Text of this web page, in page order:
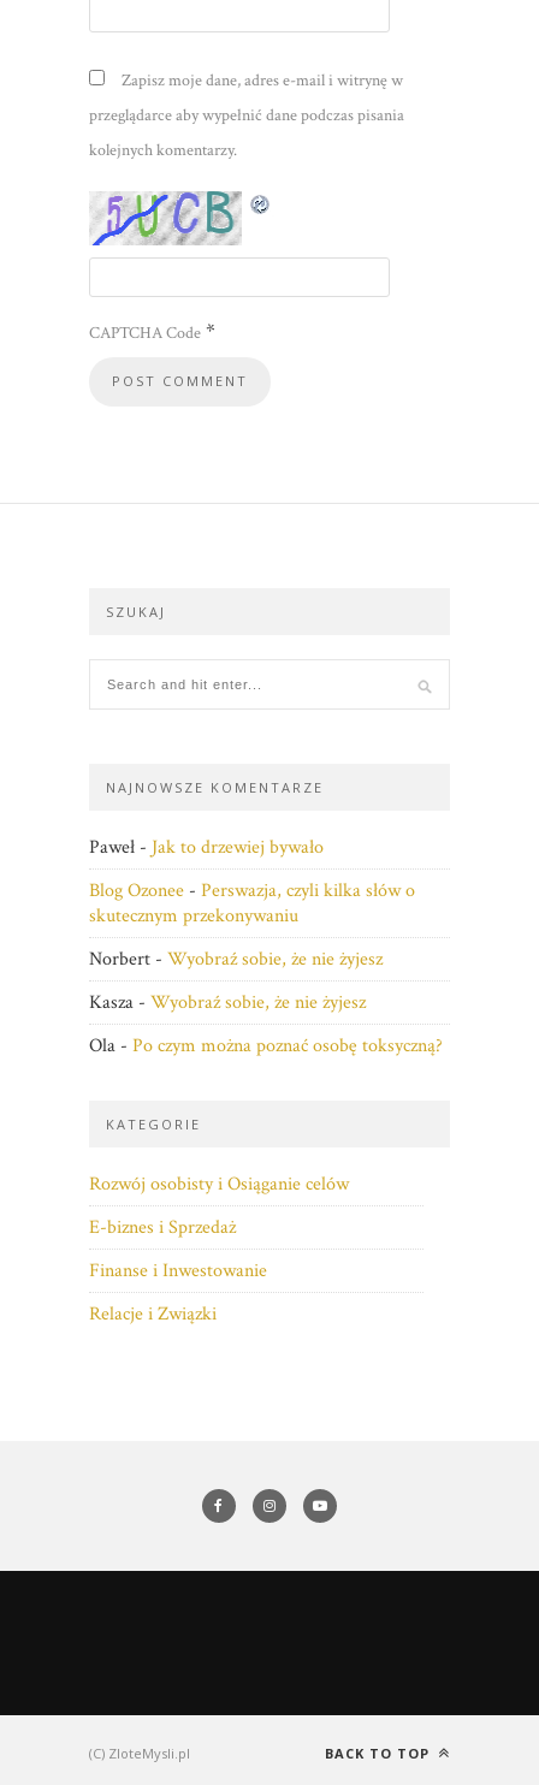
Zapisz moje dane, adres e-mail i witrynę w
przeglądarce aby wypełnić dane podczas pisania
kolejnych komentarzy.
CAPTCHA Code *
SZUKAJ
NAJNOWSZE KOMENTARZE
Paweł - Jak to drzewiej bywało
Blog Ozonee - Perswazja, czyli kilka słów o
skutecznym przekonywaniu
Norbert - Wyobraź sobie, że nie żyjesz
Kasza - Wyobraź sobie, że nie żyjesz
Ola - Po czym można poznać osobę toksyczną?
KATEGORIE
Rozwój osobisty i Osiąganie celów
E-biznes i Sprzedaż
Finanse i Inwestowanie
Relacje i Związki
(C) ZloteMysli.pl BACK TO TOP